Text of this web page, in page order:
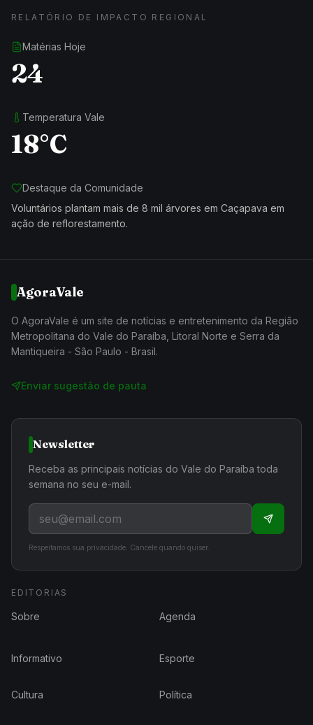
RELATÓRIO DE IMPACTO REGIONAL
Matérias Hoje
24
Temperatura Vale
18°C
Destaque da Comunidade
Voluntários plantam mais de 8 mil árvores em Caçapava em
ação de reflorestamento.
AgoraVale
O AgoraVale é um site de notícias e entretenimento da Região
Metropolitana do Vale do Paraíba, Litoral Norte e Serra da
Mantiqueira - São Paulo - Brasil.
Enviar sugestão de pauta
Newsletter
Receba as principais notícias do Vale do Paraíba toda
semana no seu e-mail.
Respeitamos sua privacidade. Cancele quando quiser.
EDITORIAS
Sobre Agenda
Informativo Esporte
Cultura Política